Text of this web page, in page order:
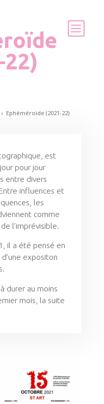
22)
5 Ephéméroïde (2021-22)
est
pour jour
entre divers
influences et
les
comme
l’imprévisible.
il a été pensé en
expositon
durer au moins
mois, la suite